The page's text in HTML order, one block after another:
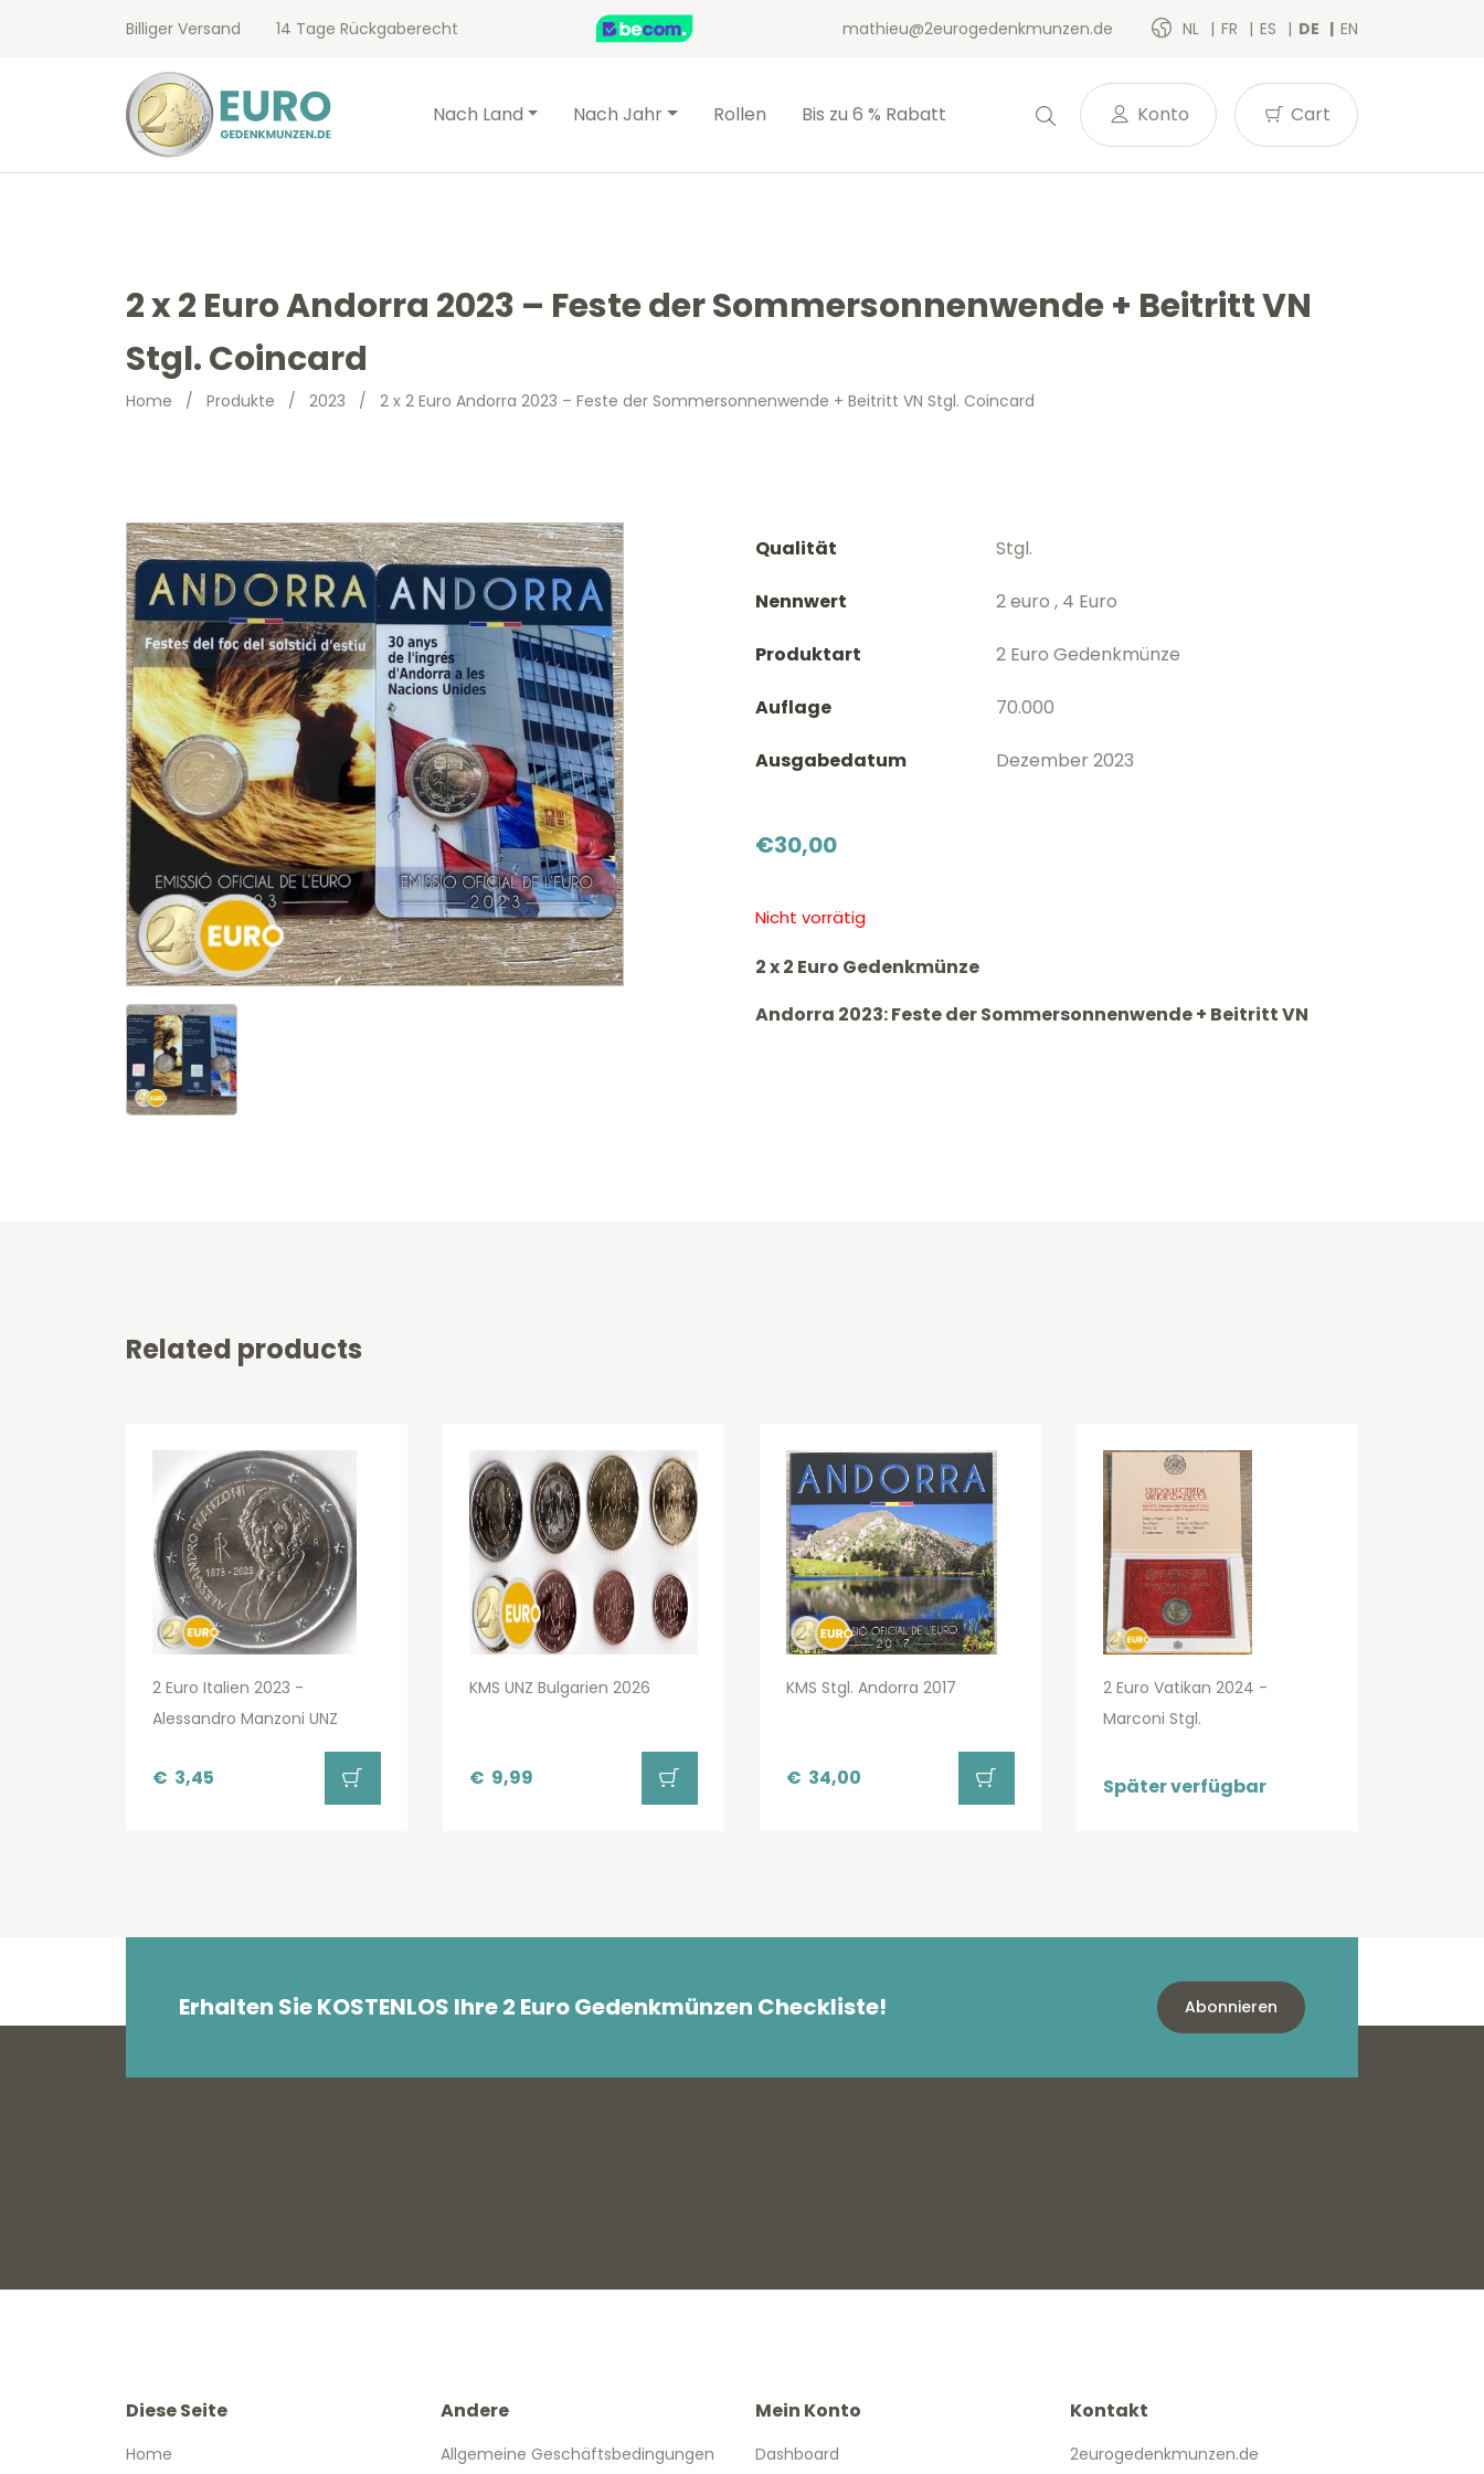
Billiger Versand 14 Tage Rückgaberecht mathieu@2eurogedenkmunzen.de NL FR ES DE EN
Nach Land Nach Jahr Rollen Bis zu 6 % Rabatt Konto Cart
2 x 2 Euro Andorra 2023 – Feste der Sommersonnenwende + Beitritt VN
Stgl. Coincard
Home / Produkte / 2023 / 2 x 2 Euro Andorra 2023 – Feste der Sommersonnenwende + Beitritt VN Stgl. Coincard
Qualität Stgl.
Nennwert 2 euro , 4 Euro
Produktart 2 Euro Gedenkmünze
Auflage 70.000
Ausgabedatum Dezember 2023
€30,00
Nicht vorrätig
2 x 2 Euro Gedenkmünze
Andorra 2023: Feste der Sommersonnenwende + Beitritt VN
Related products
2 Euro Italien 2023 -
Alessandro Manzoni UNZ
€ 3,45
KMS UNZ Bulgarien 2026
€ 9,99
KMS Stgl. Andorra 2017
€ 34,00
2 Euro Vatikan 2024 -
Marconi Stgl.
Später verfügbar
Erhalten Sie KOSTENLOS Ihre 2 Euro Gedenkmünzen Checkliste! Abonnieren
Diese Seite
Home
Andere
Allgemeine Geschäftsbedingungen
Mein Konto
Dashboard
Kontakt
2eurogedenkmunzen.de